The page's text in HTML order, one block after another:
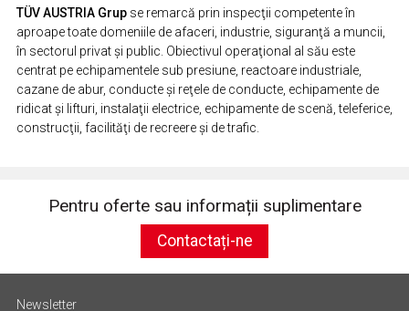
TÜV AUSTRIA Grupse remarcă prin inspecţii competente în
aproape toate domeniile de afaceri, industrie, siguranţă a muncii,
în sectorul privat şi public. Obiectivul operaţional al său este
centrat pe echipamentele sub presiune, reactoare industriale,
cazane de abur, conducte şi reţele de conducte, echipamente de
ridicat şi lifturi, instalaţii electrice, echipamente de scenă, teleferice,
construcţii, facilităţi de recreere şi de trafic.
Pentru oferte sau informații suplimentare
Contactați-ne
Newsletter